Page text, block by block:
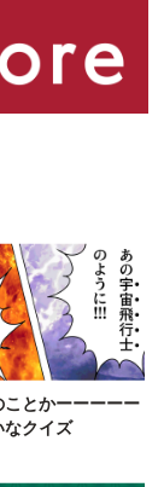
ことかーーーーー
なクイズ